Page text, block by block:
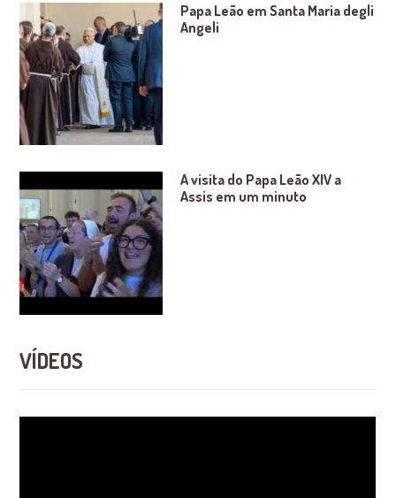
Papa Leão em Santa Maria degli
Angeli
A visita do Papa Leão XIV a
Assis em um minuto
VÍDEOS